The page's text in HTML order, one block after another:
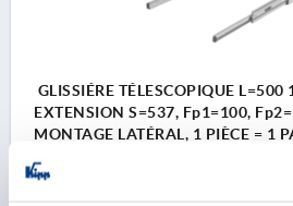
GLISSIÉRE TÉLESCOPIQUE L=500
EXTENSION S=537, Fp1=100,
MONTAGE LATÉRAL, 1 PIÈCE = 1
LONGUEUR=500